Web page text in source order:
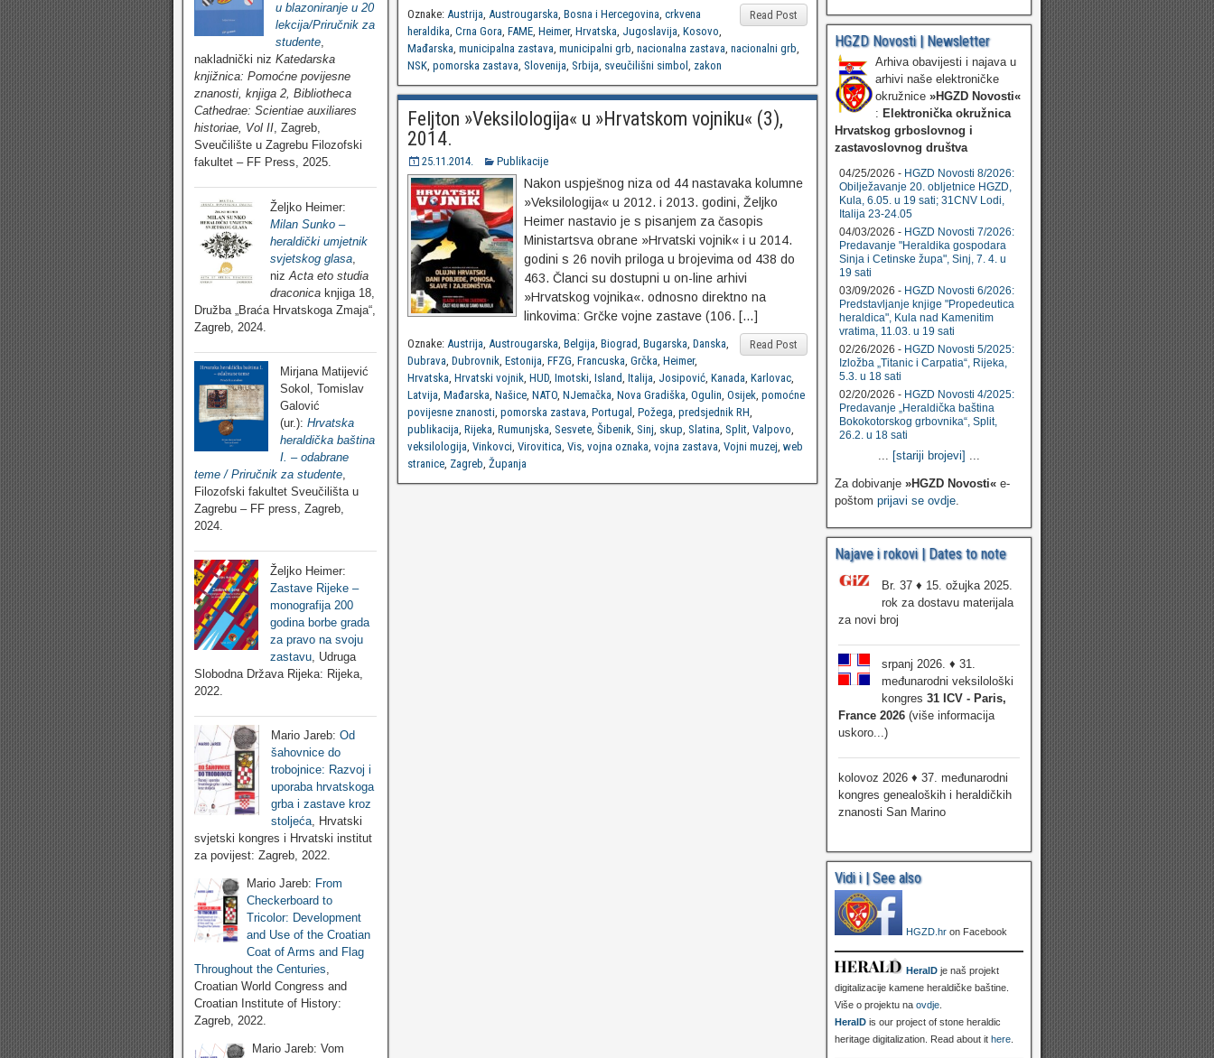
Read Post
Oznake: Austrija, Austrougarska, Bosna i Hercegovina, crkvena
heraldika, Crna Gora, FAME, Heimer, Hrvatska, Jugoslavija, Kosovo,
Mađarska, municipalna zastava, municipalni grb, nacionalna zastava, nacionalni grb,
NSK, pomorska zastava, Slovenija, Srbija, sveučilišni simbol , zakon
Feljton »Veksilologija« u »Hrvatskom vojniku« (3),
2014.
25.11.2014. Publikacije
Nakon uspješnog niza od 44 nastavaka kolumne
»Veksilologija« u 2012. i 2013. godini, Željko
Heimer nastavio je s pisanjem za časopis
Ministartsva obrane »Hrvatski vojnik« i u 2014.
godini s 26 novih priloga u brojevima od 438 do
463. Članci su dostupni u on-line arhivi
»Hrvatskog vojnika«. odnosno direktno na
linkovima: Grčke vojne zastave (106. […]
Read Post
Oznake: Austrija, Austrougarska, Belgija, Biograd, Bugarska, Danska,
Dubrava, Dubrovnik, Estonija, FFZG, Francuska, Grčka, Heimer,
Hrvatska, Hrvatski vojnik, HUD, Imotski, Island, Italija, Josipović, Kanada, Karlovac,
Latvija, Mađarska, Našice, NATO, NJemačka, Nova Gradiška, Ogulin, Osijek, pomoćne
povijesne znanosti, pomorska zastava, Portugal , Požega, predsjednik RH,
publikacija, Rijeka, Rumunjska, Sesvete, Šibenik, Sinj, skup, Slatina, Split, Valpovo,
veksilologija, Vinkovci, Virovitica, Vis, vojna oznaka, vojna zastava, Vojni muzej, web
stranice, Zagreb, Županja
u blazoniranje u 20
lekcija/Priručnik za
studente,
nakladnički niz Katedarska
knjižnica: Pomoćne povijesne
znanosti, knjiga 2, Bibliotheca
Cathedrae: Scientiae auxiliares
historiae, Vol II, Zagreb,
Sveučilište u Zagrebu Filozofski
fakultet – FF Press, 2025.
Željko Heimer:
Milan Sunko –
heraldički umjetnik
svjetskog glasa
niz Acta eto studia
draconica knjiga 18,
Družba „Braća Hrvatskoga Zmaja“,
Zagreb, 2024.
Mirjana Matijević
Sokol, Tomislav
Galović
(ur.): Hrvatska
heraldička baština
I. – odabrane
teme / Priručnik za studente,
Filozofski fakultet Sveučilišta u
Zagrebu – FF press, Zagreb,
2024.
Željko Heimer:
Zastave Rijeke –
monografija 200
godina borbe grada
za pravo na svoju
zastavu, Udruga
Slobodna Država Rijeka: Rijeka,
2022.
Mario Jareb: Od
šahovnice do
trobojnice: Razvoj i
uporaba hrvatskoga
grba i zastave kroz
stoljeća, Hrvatski
svjetski kongres i Hrvatski institut
za povijest: Zagreb, 2022.
Mario Jareb: From
Checkerboard to
Tricolor: Development
and Use of the Croatian
Coat of Arms and Flag
Throughout the Centuries,
Croatian World Congress and
Croatian Institute of History:
Zagreb, 2022.
Mario Jareb: Vom
HGZD Novosti | Newsletter
Arhiva obavijesti i najava u
arhivi naše elektroničke
okružnice »HGZD Novosti«
: Elektronička okružnica
Hrvatskog grboslovnog i
zastavoslovnog društva
04/25/2026 - HGZD Novosti 8/2026:
Obilježavanje 20. obljetnice HGZD,
Kula, 6.05. u 19 sati; 31CNV Lodi,
Italija 23-24.05
04/03/2026 - HGZD Novosti 7/2026:
Predavanje "Heraldika gospodara
Sinja i Cetinske župa", Sinj, 7. 4. u
19 sati
03/09/2026 - HGZD Novosti 6/2026:
Predstavljanje knjige "Propedeutica
heraldica", Kula nad Kamenitim
vratima, 11.03. u 19 sati
02/26/2026 - HGZD Novosti 5/2025:
Izložba „Titanic i Carpatia“, Rijeka,
5.3. u 18 sati
02/20/2026 - HGZD Novosti 4/2025:
Predavanje „Heraldička baština
Bokokotorskog grbovnika“, Split,
26.2. u 18 sati
... [stariji brojevi] ...
Za dobivanje »HGZD Novosti«e-
poštom prijavi se ovdje.
Najave i rokovi | Dates to note
Br. 37 ♦ 15. ožujka 2025.
rok za dostavu materijala
za novi broj
srpanj 2026. ♦ 31.
međunarodni veksilološki
kongres 31 ICV - Paris,
France 2026(više informacija
uskoro...)
kolovoz 2026 ♦ 37. međunarodni
kongres genealoških i heraldičkih
znanosti San Marino
Vidi i | See also
HGZD.hron Facebook
HeralDje naš projekt
digitalizacije kamene heraldičke baštine.
Više o projektu na ovdje.
HeralDis our project of stone heraldic
heritage digitalization. Read about it here.